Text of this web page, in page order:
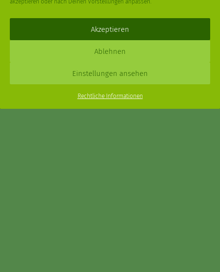
akzeptieren oder nach Deinen Vorstellungen anpassen.
Akzeptieren
Ablehnen
Einstellungen ansehen
Rechtliche Informationen
Menu
XPDT : Marken & Kommunikation